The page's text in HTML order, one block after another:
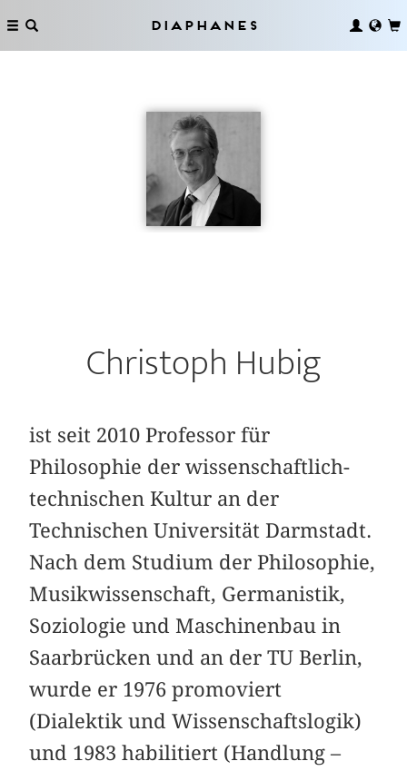
Diaphanes
Christoph Hubig
ist seit 2010 Professor für
Philosophie der wissenschaftlich-
technischen Kultur an der
Technischen Universität Darmstadt.
Nach dem Studium der Philosophie,
Musikwissenschaft, Germanistik,
Soziologie und Maschinenbau in
Saarbrücken und an der TU Berlin,
wurde er 1976 promoviert
(Dialektik und Wissenschaftslogik)
und 1983 habilitiert (Handlung –